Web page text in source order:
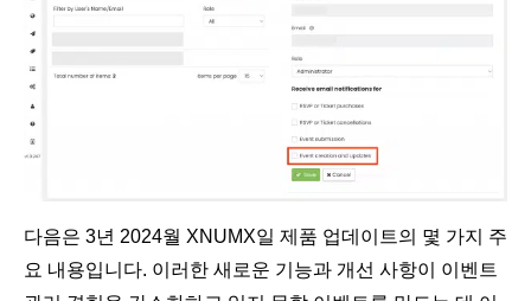
다음은 3년 2024월 XNUMX일 제품 업데이트의 몇 가지 주
요 내용입니다. 이러한 새로운 기능과 개선 사항이 이벤트